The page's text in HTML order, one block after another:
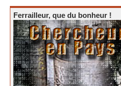
Ferrailleur, que du bonheur !